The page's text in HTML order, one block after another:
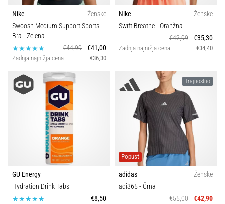
Prikaži
vse
članke
Vrsta čevljev
Uporaba
Teža (g)
Nike
Ženske
Swoosh Medium Support Sports
Bra - Zelena
€44,99
€41,00
Zadnja najnižja cena €36,30
Nike
Ženske
Swift Breathe- Oranžna
€42,99
€35,30
Zadnja najnižja cena €34,40
GU Energy
Hydration Drink Tabs
€8,50
Trajnostno
Popust
adidas
Ženske
adi365- Črna
€55,00
€42,90